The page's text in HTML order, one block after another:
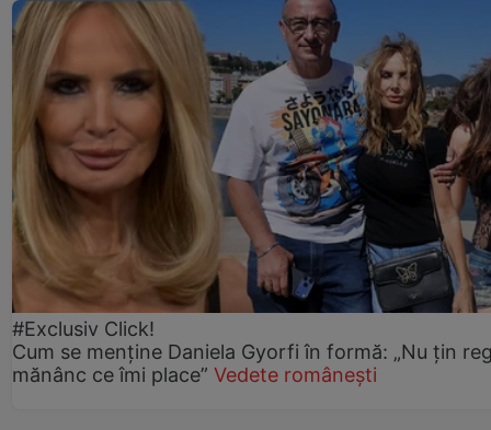
#Exclusiv Click!
Cum se menține Daniela Gyorfi în formă: „Nu țin
mănânc ce îmi place” Vedete românești